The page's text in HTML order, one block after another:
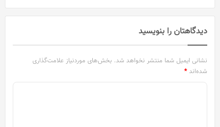
دیدگاهتان را بنویسید
نشانی ایمیل شما منتشر نخواهد شد. بخش‌های موردنیاز علامت‌گذاری
شده‌اند *